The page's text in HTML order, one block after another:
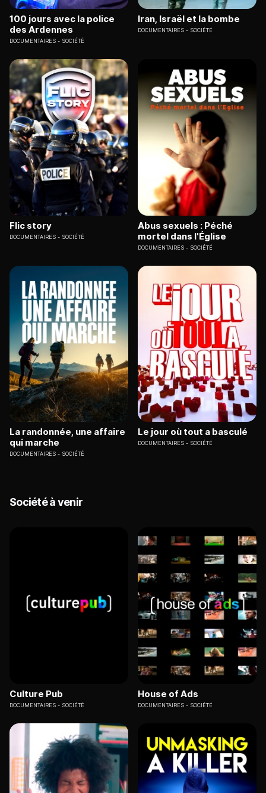
100 jours avec la police
des Ardennes
DOCUMENTAIRES SOCIÉTÉ
Iran, Israël et la bombe
DOCUMENTAIRES SOCIÉTÉ
Flic story
DOCUMENTAIRES SOCIÉTÉ
Abus sexuels : Péché
mortel dans l'Église
DOCUMENTAIRES SOCIÉTÉ
La randonnée, une affaire
qui marche
DOCUMENTAIRES SOCIÉTÉ
Le jour où tout a basculé
DOCUMENTAIRES SOCIÉTÉ
Société à venir
Culture Pub
DOCUMENTAIRES SOCIÉTÉ
House of Ads
DOCUMENTAIRES SOCIÉTÉ